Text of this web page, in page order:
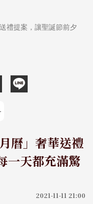
禮提案，讓聖誕節前夕
曆」奢華送禮
一天都充滿驚
2021-11-11 21:00